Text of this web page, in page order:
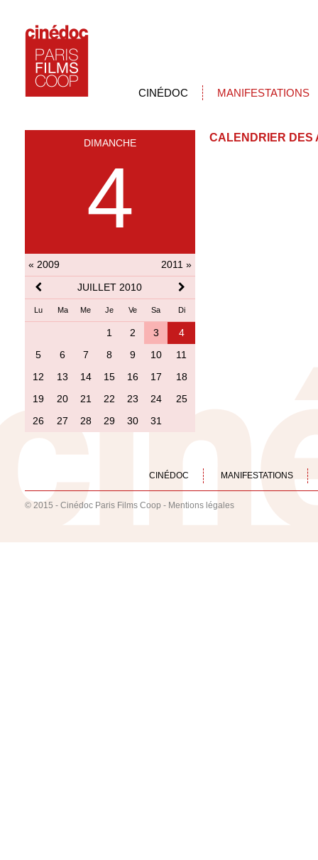
CINÉDOC MANIFESTATIONS
DIMANCHE
4
« 2009
2011 »
JUILLET 2010
Lu Ma Me Je Ve Sa Di
1 2 3
4
5
6 7 8 9 10
11
12
13 14 15 16 17
18
19
20 21 22 23 24
25
26
27 28 29 30 31
CALENDRIER DES
CINÉDOC MANIFESTATIONS
© 2015 - Cinédoc Paris Films Coop - Mentions légales